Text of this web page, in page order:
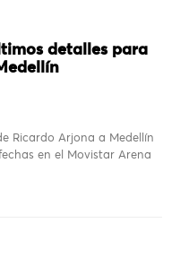
detalles para
Ricardo Arjona a Medellín
en el Movistar Arena